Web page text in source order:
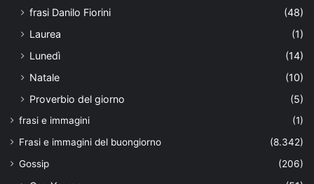
frasi Danilo Fiorini
(48)
Laurea
(1)
Lunedì
(14)
Natale
(10)
Proverbio del giorno
(5)
frasi e immagini
(1)
Frasi e immagini del buongiorno
(8.342)
Gossip
(206)